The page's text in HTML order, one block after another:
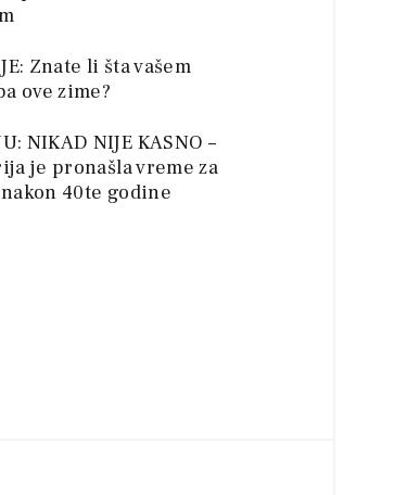
Znate li šta vašem
ove zime?
NIKAD NIJE KASNO –
je pronašla vreme za
40te godine